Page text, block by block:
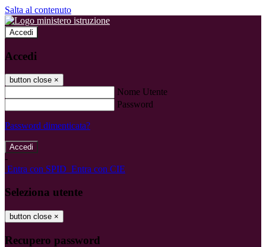
Salta al contenuto
Accedi
Accedi
button close ×
Nome Utente
Password
Password dimenticata?
-
Entra con SPID Entra con CIE
Seleziona utente
button close ×
Recupero password